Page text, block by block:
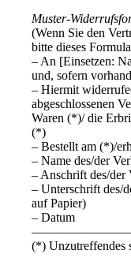
Muster-
(Wenn Sie den
bitte dieses
– An [Einsetzen:
und, sofern
– Hiermit
abgeschlossenen
Waren (*)/ die
(*)
– Bestellt am (*)/
– Name des/der
– Anschrift des/der
– Unterschrift des/
auf Papier)
– Datum
(*) Unzutreffendes